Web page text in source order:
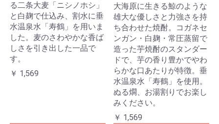
る二条大麦「ニシノホシ」
と白麹で仕込み、割水に垂
水温泉水「寿鶴」を用いま
した。麦のさわやかな香ば
しさを引き出した一品で
す。
￥ 1,569
大海原に生きる鯨のような
雄大な優しさと力強さを持
ち合わせた焼酎。コガネセ
ンガン・白麹・常圧蒸留で
造った芋焼酎のスタンダー
ドで、芋の香り豊かでやわ
らかな口あたりが特徴。垂
水温泉水「寿鶴」を使用。
ぬる燗、お湯割りでお楽し
みください。
￥ 1,569